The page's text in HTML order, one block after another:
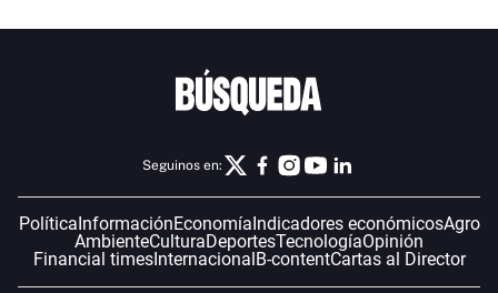
Seguinos en:
PolíticaInformaciónEconomíaIndicadores económicosAgro
AmbienteCulturaDeportesTecnologíaOpinión
Financial timesInternacionalB-contentCartas al Director